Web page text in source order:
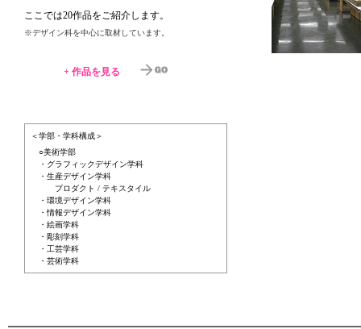
ここでは20作品をご紹介します。
※デザイン科を中心に取材しています。
+ 作品を見る
＜学部・学科構成＞
○美術学部
・グラフィックデザイン学科
・生産デザイン学科
プロダクト / テキスタイル
・環境デザイン学科
・情報デザイン学科
・絵画学科
・彫刻学科
・工芸学科
・芸術学科